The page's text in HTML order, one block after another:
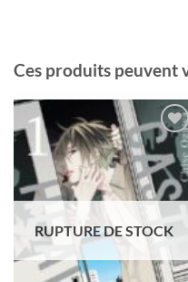
Ces produits peuvent
Ajouter
à la
wishlist
RUPTURE DE STOCK